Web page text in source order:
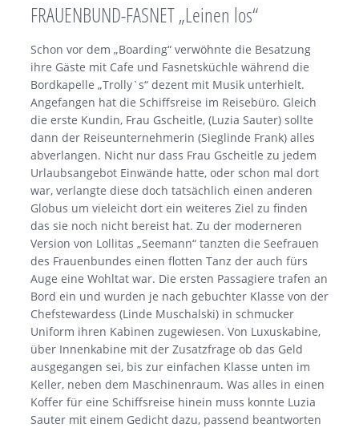
FRAUENBUND-FASNET „Leinen los“
Schon vor dem „Boarding“ verwöhnte die Besatzung
ihre Gäste mit Cafe und Fasnetsküchle während die
Bordkapelle „Trolly`s“ dezent mit Musik unterhielt.
Angefangen hat die Schiffsreise im Reisebüro. Gleich
die erste Kundin, Frau Gscheitle, (Luzia Sauter) sollte
dann der Reiseunternehmerin (Sieglinde Frank) alles
abverlangen. Nicht nur dass Frau Gscheitle zu jedem
Urlaubsangebot Einwände hatte, oder schon mal dort
war, verlangte diese doch tatsächlich einen anderen
Globus um vieleicht dort ein weiteres Ziel zu finden
das sie noch nicht bereist hat. Zu der moderneren
Version von Lollitas „Seemann“ tanzten die Seefrauen
des Frauenbundes einen flotten Tanz der auch fürs
Auge eine Wohltat war. Die ersten Passagiere trafen an
Bord ein und wurden je nach gebuchter Klasse von der
Chefstewardess (Linde Muschalski) in schmucker
Uniform ihren Kabinen zugewiesen. Von Luxuskabine,
über Innenkabine mit der Zusatzfrage ob das Geld
ausgegangen sei, bis zur einfachen Klasse unten im
Keller, neben dem Maschinenraum. Was alles in einen
Koffer für eine Schiffsreise hinein muss konnte Luzia
Sauter mit einem Gedicht dazu, passend beantworten